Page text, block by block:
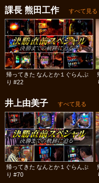
課長 熊田工作 すべて見る
帰ってきた なんとか１ぐらんぷ
り #22
井上由美子 すべて見る
帰ってきた なんとか１ぐらんぷ
り #70